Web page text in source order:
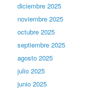
diciembre 2025
noviembre 2025
octubre 2025
septiembre 2025
agosto 2025
julio 2025
junio 2025